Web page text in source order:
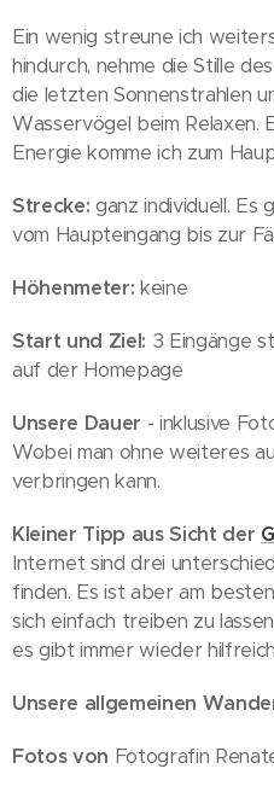
Ein wenig streune ich
hindurch, nehme die Stille
die letzten Sonnenstrahlen
Wasservögel beim Relaxen.
Energie komme ich zum
Strecke:ganz individuell. Es
vom Haupteingang bis zur
Höhenmeter: keine
Start und Ziel: 3 Eingänge
auf der Homepage
Unsere Dauer - inklusive
Wobei man ohne weiteres
verbringen kann.
Kleiner Tipp aus Sicht der
Internet sind drei
finden. Es ist aber am
sich einfach treiben zu
es gibt immer wieder
Unsere allgemeinen
Fotos von Fotografin